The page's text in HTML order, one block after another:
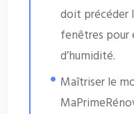
doit précéder
fenêtres pour
d’humidité.
Maîtriser le